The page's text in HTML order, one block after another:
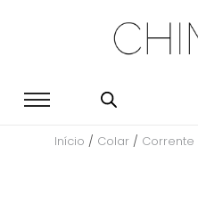
Início / Colar/ Corrente